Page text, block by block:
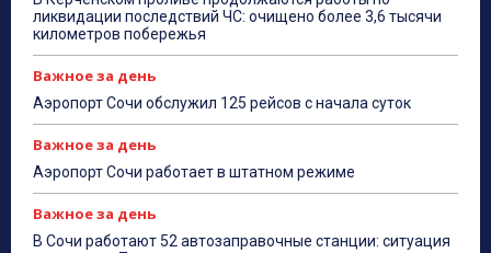
ликвидации последствий ЧС: очищено более 3,6 тысячи
километров побережья
Важное за день
Аэропорт Сочи обслужил 125 рейсов с начала суток
Важное за день
Аэропорт Сочи работает в штатном режиме
Важное за день
В Сочи работают 52 автозаправочные станции: ситуация